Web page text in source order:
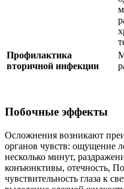
Профилактика
вторичной инфекции
Побочные эффекты
Осложнения возникают
органов чувств: ощущение
несколько минут,
конъюнктивы, отечность,
чувствительность глаза к